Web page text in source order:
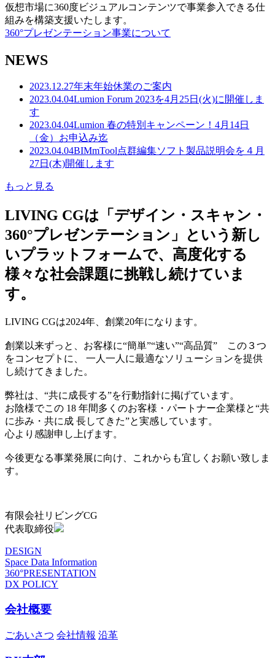
仮想市場に360度ビジュアルコンテンツで事業参入できる仕
組みを構築支援いたします。
360°プレゼンテーション事業について
NEWS
2023.12.27年末年始休業のご案内
2023.04.04Lumion Forum 2023を4月25日(火)に開催しま
す
2023.04.04Lumion 春の特別キャンペーン！4月14日
（金）お申込み迄
2023.04.04BIMmTool点群編集ソフト製品説明会を４月
27日(木)開催します
もっと見る
LIVING CGは「デザイン・スキャン・
360°プレゼンテーション」という新し
いプラットフォームで、高度化する
様々な社会課題に挑戦し続けていま
す。
LIVING CGは2024年、創業20年になります。
創業以来ずっと、お客様に“簡単”“速い”“高品質” この３つ
をコンセプトに、 一人一人に最適なソリューションを提供
し続けてきました。
弊社は、“共に成長する”を行動指針に掲げています。
お陰様でこの 18 年間多くのお客様・パートナー企業様と“共
に歩み・共に成 長してきた”と実感しています。
心より感謝申し上げます。
今後更なる事業発展に向け、これからも宜しくお願い致しま
す。
有限会社リビングCG
代表取締役
DESIGN
Space Data Information
360°PRESENTATION
DX POLICY
会社概要
ごあいさつ 会社情報 沿革